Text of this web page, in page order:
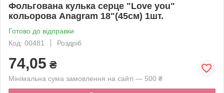
Фольгована кулька серце "Love you"
кольорова Anagram 18"(45см) 1шт.
Готово до відправки
Код: 00481
Роздріб
74,05 ₴
Мінімальна сума замовлення на сайті — 500 ₴